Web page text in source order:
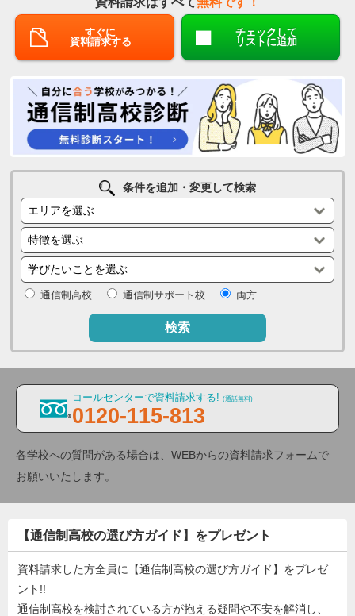
すぐに
資料請求する
チェックして
リストに追加
条件を追加・変更して検索
通信制高校 通信制サポート校 両方
検索
コールセンターで資料請求する! (通話無料)
0120-115-813
各学校への質問がある場合は、WEBからの資料請求フォームで
お願いいたします。
【通信制高校の選び方ガイド】をプレゼント
資料請求した方全員に【通信制高校の選び方ガイド】をプレゼ
ント!!
通信制高校を検討されている方が抱える疑問や不安を解消し、